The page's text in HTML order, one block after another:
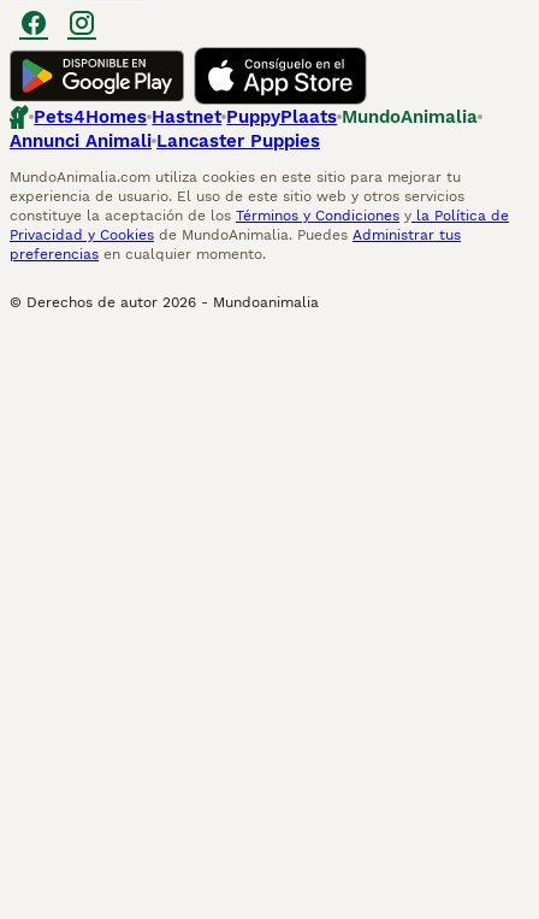
Pets4Homes Hastnet PuppyPlaats MundoAnimalia
Annunci Animali Lancaster Puppies
MundoAnimalia.com utiliza cookies en este sitio para mejorar tu
experiencia de usuario. El uso de este sitio web y otros servicios
constituye la aceptación de los Términos y Condiciones y la Política de
Privacidad y Cookies de MundoAnimalia. Puedes Administrar tus
preferencias en cualquier momento.
© Derechos de autor 2026 - Mundoanimalia